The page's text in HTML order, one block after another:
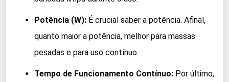
Potência (W): É crucial saber a potência. Afinal,
quanto maior a potência, melhor para massas
pesadas e para uso contínuo.
Tempo de Funcionamento Contínuo: Por último,